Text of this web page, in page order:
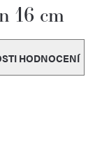
16 cm
HODNOCENÍ